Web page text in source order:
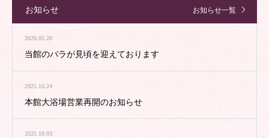
お知らせ お知らせ一覧
2026.05.20
当館のバラが見頃を迎えております
2025.10.24
本館大浴場営業再開のお知らせ
2025.10.03